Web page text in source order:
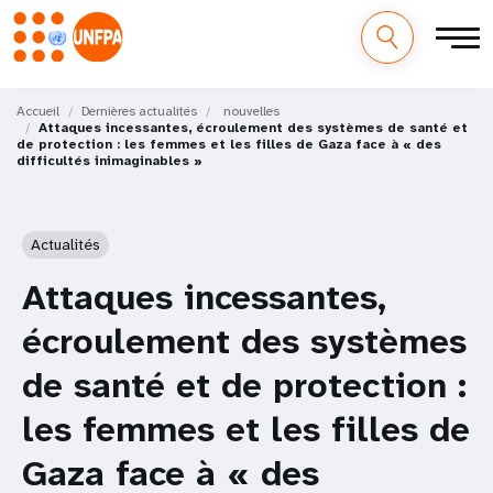
au
contenu
principal
M
a
Accueil Dernières actualités
nouvelles
Attaques incessantes, écroulement des systèmes de santé et
de protection : les femmes et les filles de Gaza face à « des
difficultés inimaginables »
Actualités
Attaques incessantes,
écroulement des systèmes
de santé et de protection :
les femmes et les filles de
Gaza face à « des